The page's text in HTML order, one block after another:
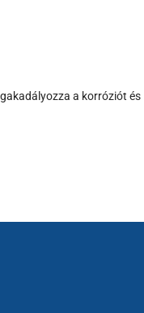
a korróziót és